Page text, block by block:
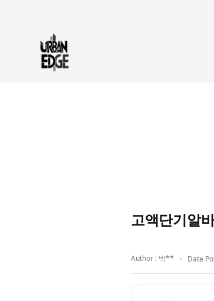
고액단기알
Author : 박** Date